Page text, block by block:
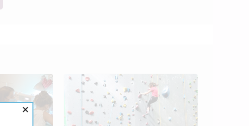
×